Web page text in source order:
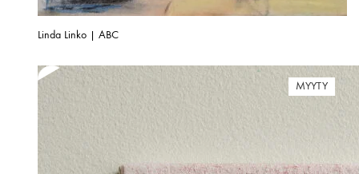
Linda Linko | ABC
MYYTY